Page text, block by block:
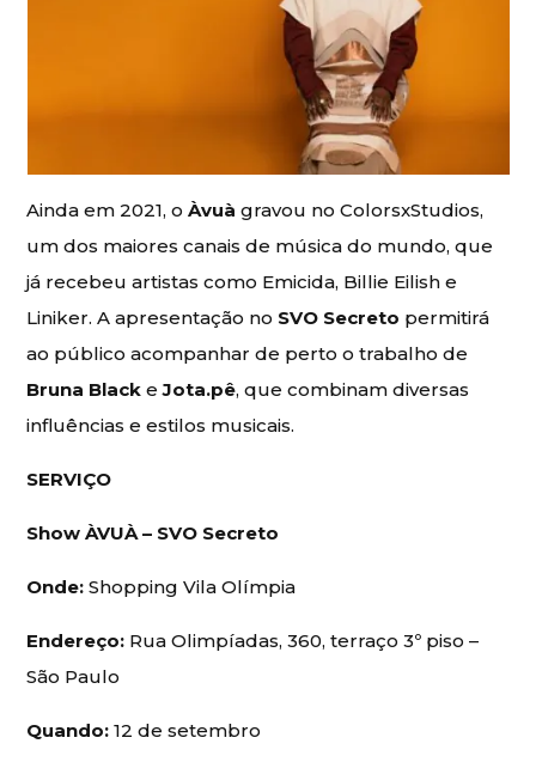
Ainda em 2021, oÀvuà gravou no ColorsxStudios,
um dos maiores canais de música do mundo, que
já recebeu artistas como Emicida, Billie Eilish e
Liniker. A apresentação no SVO Secreto permitirá
ao público acompanhar de perto o trabalho de
Bruna Black eJota.pê, que combinam diversas
influências e estilos musicais.
SERVIÇO
Show ÀVUÀ – SVO Secreto
Onde: Shopping Vila Olímpia
Endereço: Rua Olimpíadas, 360, terraço 3º piso –
São Paulo
Quando: 12 de setembro